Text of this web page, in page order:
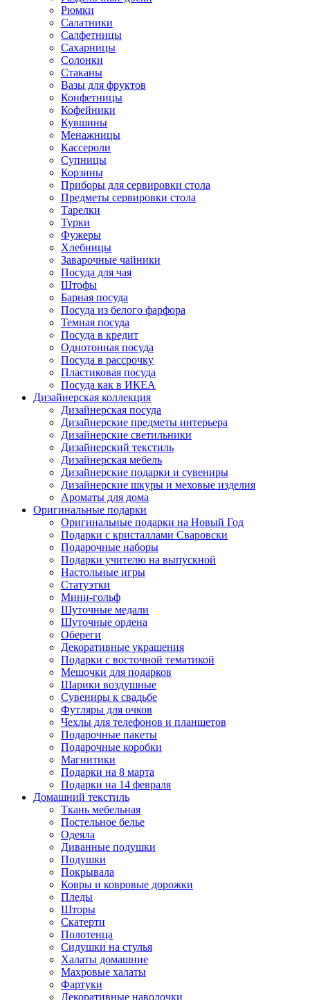
Рюмки
Салатники
Салфетницы
Сахарницы
Солонки
Стаканы
Вазы для фруктов
Конфетницы
Кофейники
Кувшины
Менажницы
Кассероли
Супницы
Корзины
Приборы для сервировки стола
Предметы сервировки стола
Тарелки
Турки
Фужеры
Хлебницы
Заварочные чайники
Посуда для чая
Штофы
Барная посуда
Посуда из белого фарфора
Темная посуда
Посуда в кредит
Однотонная посуда
Посуда в рассрочку
Пластиковая посуда
Посуда как в ИКЕА
Дизайнерская коллекция
Дизайнерская посуда
Дизайнерские предметы интерьера
Дизайнерские светильники
Дизайнерский текстиль
Дизайнерская мебель
Дизайнерские подарки и сувениры
Дизайнерские шкуры и меховые изделия
Ароматы для дома
Оригинальные подарки
Оригинальные подарки на Новый Год
Подарки с кристаллами Сваровски
Подарочные наборы
Подарки учителю на выпускной
Настольные игры
Статуэтки
Мини-гольф
Шуточные медали
Шуточные ордена
Обереги
Декоративные украшения
Подарки с восточной тематикой
Мешочки для подарков
Шарики воздушные
Сувениры к свадьбе
Футляры для очков
Чехлы для телефонов и планшетов
Подарочные пакеты
Подарочные коробки
Магнитики
Подарки на 8 марта
Подарки на 14 февраля
Домашний текстиль
Ткань мебельная
Постельное белье
Одеяла
Диванные подушки
Подушки
Покрывала
Ковры и ковровые дорожки
Пледы
Шторы
Скатерти
Полотенца
Сидушки на стулья
Халаты домашние
Махровые халаты
Фартуки
Декоративные наволочки